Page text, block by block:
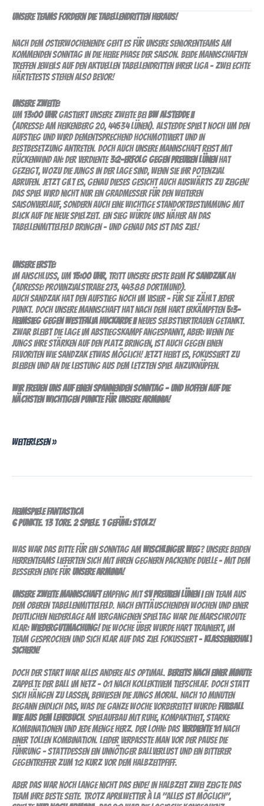
Unsere Teams fordern die Tabellendritten heraus!
Nach dem Osterwochenende geht es für unsere Seniorenteams am
kommenden Sonntag in die heiße Phase der Saison. Beide Mannschaften
treffen jeweils auf den aktuellen Tabellendritten ihrer Liga – zwei echte
Härtetests stehen also bevor!
Unsere Zweite:
Um13:00 Uhrgastiert unsere Zweite beiBW Alstedde II
(Adresse: Am Heikenberg 20, 44534 Lünen). Alstedde spielt noch um den
Aufstieg und wird dementsprechend hochmotiviert und in
Bestbesetzung antreten. Doch auch unsere Mannschaft reist mit
Rückenwind an: Der verdiente3:2-Erfolg gegen Preußen Lünenhat
gezeigt, wozu die Jungs in der Lage sind, wenn sie ihr Potenzial
abrufen. Jetzt gilt es, genau dieses Gesicht auch auswärts zu zeigen!
Das Spiel wird nicht nur ein Gradmesser für den weiteren
Saisonverlauf, sondern auch eine wichtige Standortbestimmung mit
Blick auf die neue Spielzeit. Ein Sieg würde uns näher an das
Tabellenmittelfeld bringen – und genau das ist das Ziel!
Unsere Erste:
Im Anschluss, um15:00 Uhr, tritt unsere Erste beimFC Sandzakan
(Adresse: Provinzialstraße 273, 44388 Dortmund).
Auch Sandzak hat den Aufstieg noch im Visier – für sie zählt jeder
Punkt. Doch unsere Mannschaft hat nach dem hart erkämpften5:3-
Heimsieg gegen Westfalia Huckarde IIneues Selbstvertrauen getankt.
Zwar bleibt die Lage im Abstiegskampf angespannt, aber: Wenn die
Jungs ihre Stärken auf den Platz bringen, ist auch gegen einen
Favoriten wie Sandzak etwas möglich! Jetzt heißt es, fokussiert zu
bleiben und an die Leistung aus dem letzten Spiel anzuknüpfen.
Wir freuen uns auf einen spannenden Sonntag – und hoffen auf die
nächsten wichtigen Punkte für unsere Arminia!
senioren:
Weiterlesen »
Heimspiele Fantastica
6 Punkte. 13 Tore. 2 Spiele. 1 Gefühl: Stolz!
Was war das bitte für ein Sonntag amWischlinger Weg? Unsere beiden
Herrenteams lieferten sich mit ihren Gegnern packende Duelle – mit dem
besseren Ende fürunsere Arminia!
Unsere Zweite Mannschaftempfing mitSV Preußen Lünen Iein Team aus
dem oberen Tabellenmittelfeld. Nach enttäuschenden Wochen und einer
deutlichen Niederlage am vergangenen Spieltag war die Marschroute
klar:Wiedergutmachung!Die Woche über wurde hart trainiert, im
Team gesprochen und sich klar auf das Ziel fokussiert –Klassenerhalt
sichern!
Doch der Start war alles andere als optimal. Bereits nach einer Minute
zappelte der Ball im Netz – 0:1 nach kollektivem Tiefschlaf. Doch statt
sich hängen zu lassen, bewiesen die Jungs Moral. Nach 10 Minuten
begann endlich das, was die ganze Woche vorbereitet wurde:Fußball
wie aus dem Lehrbuch. Spielaufbau mit Ruhe, Kompaktheit, starke
Kombinationen und jede Menge Herz. Der Lohn: dasverdiente 1:1nach
einer tollen Kombination. Leider verpasste man vor der Pause die
Führung – stattdessen ein unnötiger Ballverlust und ein bitterer
Gegentreffer zum 1:2 kurz vor dem Halbzeitpfiff.
Aber das war noch lange nicht das Ende! In Halbzeit zwei zeigte das
Team ihre beste Seite. Trotz Aprilwetter à la "alles ist möglich",
punkte
am
wischlinger
weg